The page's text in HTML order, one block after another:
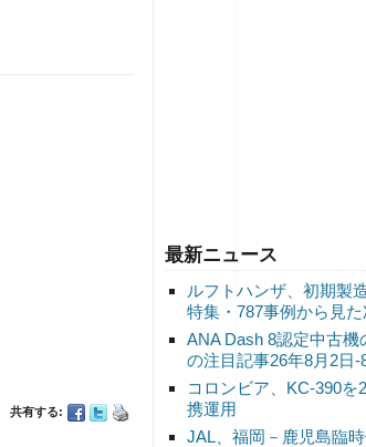
最新ニュース
ルフトハンザ、初期製
特集・787事例から見
ANA Dash 8認定中古
の注目記事26年8月2日-
コロンビア、KC-390
携運用
JAL、福岡－鹿児島臨
共有する: